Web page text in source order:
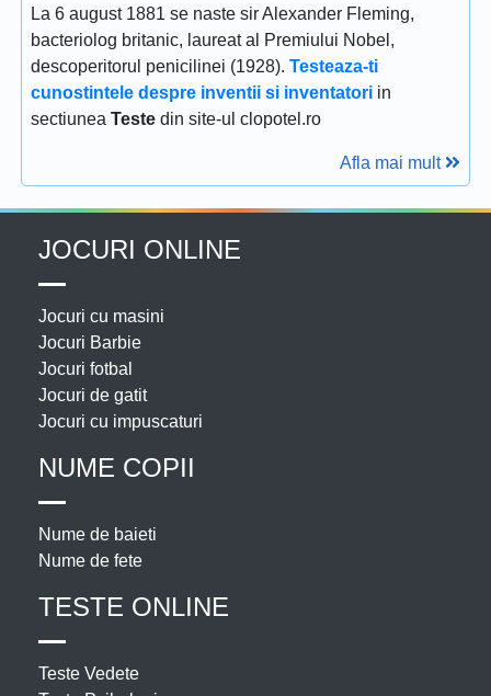
La 6 august 1881 se naste sir Alexander Fleming,
bacteriolog britanic, laureat al Premiului Nobel,
descoperitorul penicilinei (1928). Testeaza-ti
cunostintele despre inventii si inventatori in
sectiunea Teste din site-ul clopotel.ro
Afla mai mult
JOCURI ONLINE
Jocuri cu masini
Jocuri Barbie
Jocuri fotbal
Jocuri de gatit
Jocuri cu impuscaturi
NUME COPII
Nume de baieti
Nume de fete
TESTE ONLINE
Teste Vedete